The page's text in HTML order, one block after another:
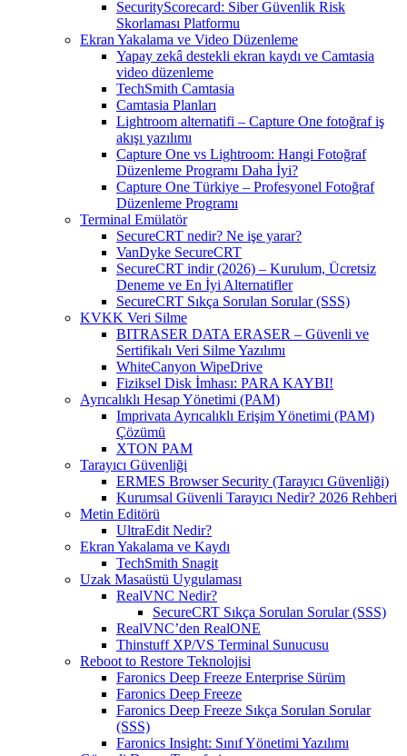
SecurityScorecard: Siber Güvenlik Risk
Skorlaması Platformu
Ekran Yakalama ve Video Düzenleme
Yapay zekâ destekli ekran kaydı ve Camtasia
video düzenleme
TechSmith Camtasia
Camtasia Planları
Lightroom alternatifi – Capture One fotoğraf iş
akışı yazılımı
Capture One vs Lightroom: Hangi Fotoğraf
Düzenleme Programı Daha İyi?
Capture One Türkiye – Profesyonel Fotoğraf
Düzenleme Programı
Terminal Emülatör
SecureCRT nedir? Ne işe yarar?
VanDyke SecureCRT
SecureCRT indir (2026) – Kurulum, Ücretsiz
Deneme ve En İyi Alternatifler
SecureCRT Sıkça Sorulan Sorular (SSS)
KVKK Veri Silme
BITRASER DATA ERASER – Güvenli ve
Sertifikalı Veri Silme Yazılımı
WhiteCanyon WipeDrive
Fiziksel Disk İmhası: PARA KAYBI!
Ayrıcalıklı Hesap Yönetimi (PAM)
Imprivata Ayrıcalıklı Erişim Yönetimi (PAM)
Çözümü
XTON PAM
Tarayıcı Güvenliği
ERMES Browser Security (Tarayıcı Güvenliği)
Kurumsal Güvenli Tarayıcı Nedir? 2026 Rehberi
Metin Editörü
UltraEdit Nedir?
Ekran Yakalama ve Kaydı
TechSmith Snagit
Uzak Masaüstü Uygulaması
RealVNC Nedir?
SecureCRT Sıkça Sorulan Sorular (SSS)
RealVNC’den RealONE
Thinstuff XP/VS Terminal Sunucusu
Reboot to Restore Teknolojisi
Faronics Deep Freeze Enterprise Sürüm
Faronics Deep Freeze
Faronics Deep Freeze Sıkça Sorulan Sorular
(SSS)
Faronics Insight: Sınıf Yönetimi Yazılımı